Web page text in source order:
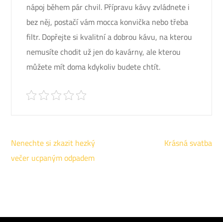
nápoj během pár chvil. Přípravu kávy zvládnete i
bez něj, postačí vám mocca konvička nebo třeba
filtr. Dopřejte si kvalitní a dobrou kávu, na kterou
nemusíte chodit už jen do kavárny, ale kterou
můžete mít doma kdykoliv budete chtít.
Navigace
pro
Nenechte si zkazit hezký
večer ucpaným odpadem
Krásná svatba